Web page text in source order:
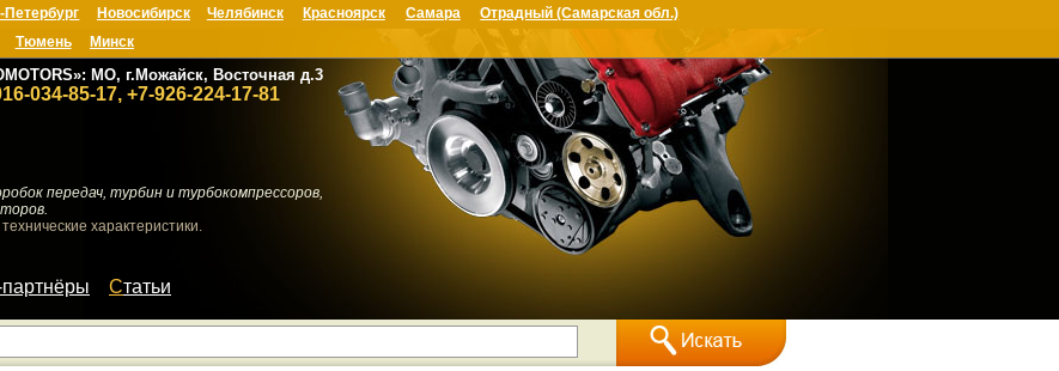
МО, г.Можайск, Восточная д.3
034-85-17, +7-926-224-17-81
Петербург Новосибирск Челябинск Красноярск Самара
Отрадный (Самарская обл.)
Тюмень Минск
передач, турбин и турбокомпрессоров,
характеристики.
партнёры Статьи